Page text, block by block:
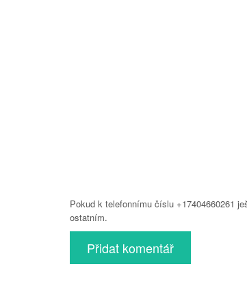
Pokud k telefonnímu číslu +17404660261
ostatním.
Přidat komentář